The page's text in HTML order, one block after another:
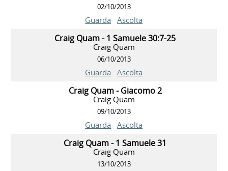
02/10/2013
Guarda Ascolta
Craig Quam - 1 Samuele 30:7-25
Craig Quam
06/10/2013
Guarda Ascolta
Craig Quam - Giacomo 2
Craig Quam
09/10/2013
Guarda Ascolta
Craig Quam - 1 Samuele 31
Craig Quam
13/10/2013